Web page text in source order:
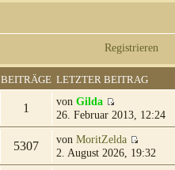
Registrieren
BEITRÄGE LETZTER BEITRAG
1 von Gilda
26. Februar 2013, 12:24
5307 von MoritZelda
2. August 2026, 19:32